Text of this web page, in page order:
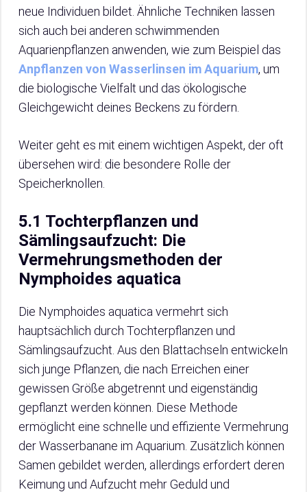
neue Individuen bildet. Ähnliche Techniken lassen
sich auch bei anderen schwimmenden
Aquarienpflanzen anwenden, wie zum Beispiel das
Anpflanzen von Wasserlinsen im Aquarium, um
die biologische Vielfalt und das ökologische
Gleichgewicht deines Beckens zu fördern.
Weiter geht es mit einem wichtigen Aspekt, der oft
übersehen wird: die besondere Rolle der
Speicherknollen.
5.1 Tochterpflanzen und
Sämlingsaufzucht: Die
Vermehrungsmethoden der
Nymphoides aquatica
Die Nymphoides aquatica vermehrt sich
hauptsächlich durch Tochterpflanzen und
Sämlingsaufzucht. Aus den Blattachseln entwickeln
sich junge Pflanzen, die nach Erreichen einer
gewissen Größe abgetrennt und eigenständig
gepflanzt werden können. Diese Methode
ermöglicht eine schnelle und effiziente Vermehrung
der Wasserbanane im Aquarium. Zusätzlich können
Samen gebildet werden, allerdings erfordert deren
Keimung und Aufzucht mehr Geduld und